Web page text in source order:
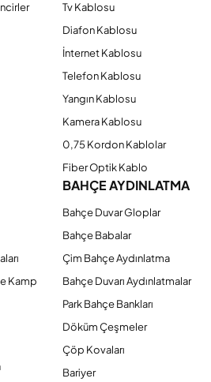
Tv Kablosu
Diafon Kablosu
İnternet Kablosu
Telefon Kablosu
Yangın Kablosu
Kamera Kablosu
0,75 Kordon Kablolar
Fiber Optik Kablo
Kamp
BAHÇE AYDINLATMA
Bahçe Duvar Gloplar
Bahçe Babalar
Çim Bahçe Aydınlatma
Bahçe Duvarı Aydınlatmalar
Park Bahçe Bankları
Döküm Çeşmeler
Çöp Kovaları
Bariyer